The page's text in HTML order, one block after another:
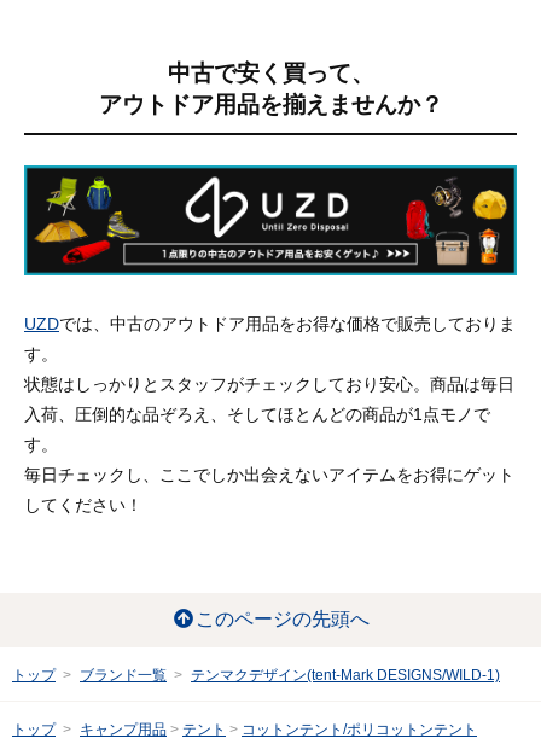
中古で安く買って、
アウトドア用品を揃えませんか？
UZDでは、中古のアウトドア用品をお得な価格で販売しておりま
す。
状態はしっかりとスタッフがチェックしており安心。商品は毎日
入荷、圧倒的な品ぞろえ、そしてほとんどの商品が1点モノで
す。
毎日チェックし、ここでしか出会えないアイテムをお得にゲット
してください！
このページの先頭へ
トップ ブランド一覧 テンマクデザイン(tent-Mark DESIGNS/WILD-1)
トップ キャンプ用品 テント コットンテント/ポリコットンテント